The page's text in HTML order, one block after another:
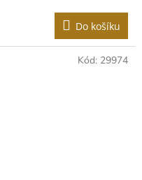
Do košíku
Kód: 29974